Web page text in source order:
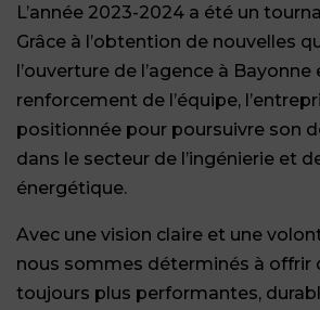
L’année 2023-2024 a été un
Grâce à l’obtention de nouvelles
l’ouverture de l’agence à Bayonne
renforcement de l’équipe,
positionnée pour poursuivre son
dans le secteur de l’ingénierie et
énergétique.
Avec une vision claire et une
nous sommes déterminés à offrir
toujours plus performantes,